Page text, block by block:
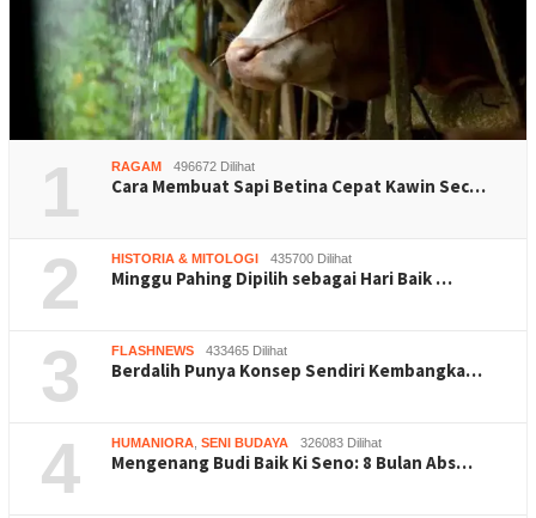
1 RAGAM 496672 Dilihat
Cara Membuat Sapi Betina Cepat Kawin Sec…
2 HISTORIA & MITOLOGI 435700 Dilihat
Minggu Pahing Dipilih sebagai Hari Baik …
3 FLASHNEWS 433465 Dilihat
Berdalih Punya Konsep Sendiri Kembangka…
4 HUMANIORA SENI BUDAYA 326083 Dilihat
Mengenang Budi Baik Ki Seno: 8 Bulan Abs…